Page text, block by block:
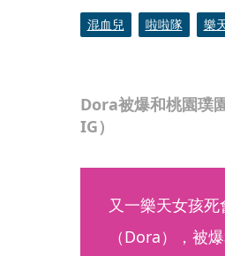
Dora被爆和桃園璞
IG）
混血兒 啦啦隊 樂
又一樂天女孩
（Dora），被